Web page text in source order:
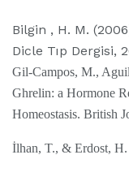
Bilgin , H. M.
Dicle Tıp Dergisi,
Gil-Campos, M.,
Ghrelin: a Hormone
Homeostasis. British
İlhan, T., & Erdost,